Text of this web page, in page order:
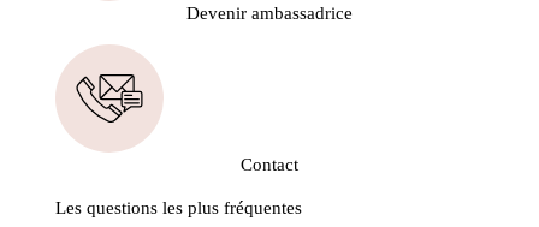
Devenir ambassadrice
Contact
Les questions les plus fréquentes